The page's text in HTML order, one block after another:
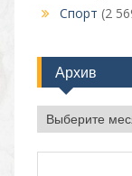
Спорт (2
Архив
Архив